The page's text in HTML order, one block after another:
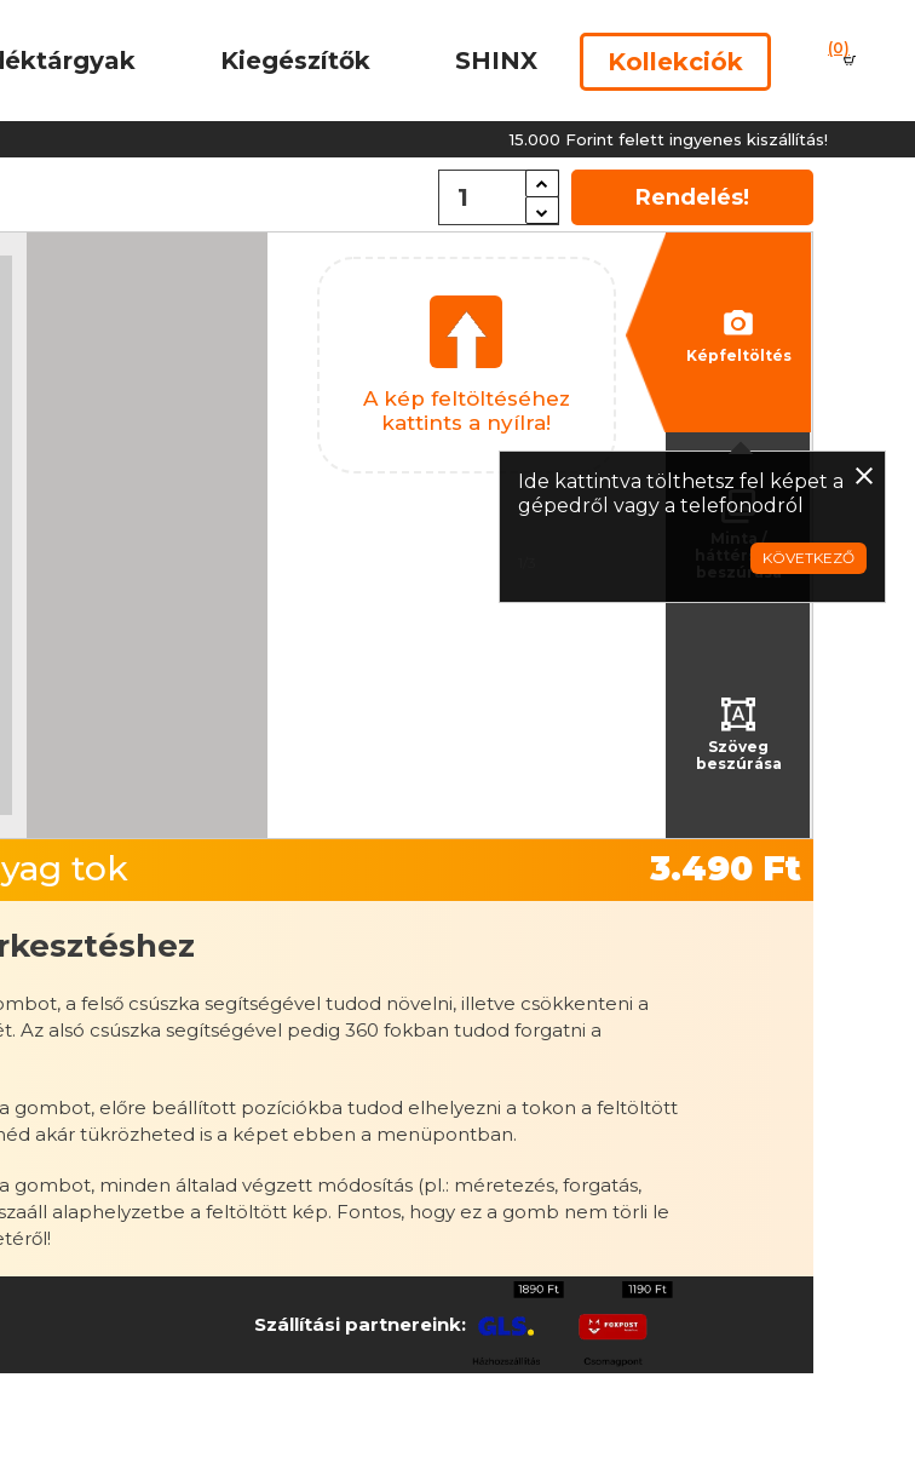
Kiegészítők SHINX Kollekciók (0)
15.000 Forint felett ingyenes kiszállítás!
Rendelés!
Képfeltöltés
Minta /
háttérszín
beszúrása
Szöveg
beszúrása
A kép feltöltéséhez
kattints a nyílra!
tok 3.490 Ft
a felső csúszka segítségével tudod növelni, illetve csökkenteni a
Az alsó csúszka segítségével pedig 360 fokban tudod forgatni a
gombot, előre beállított pozíciókba tudod elhelyezni a tokon a feltöltött
akár tükrözheted is a képet ebben a menüpontban.
gombot, minden általad végzett módosítás (pl.: méretezés, forgatás,
alaphelyzetbe a feltöltött kép. Fontos, hogy ez a gomb nem törli le
Szállítási partnereink:
Ide kattintva tölthetsz fel képet a
gépedről vagy a telefonodról
KÖVETKEZŐ